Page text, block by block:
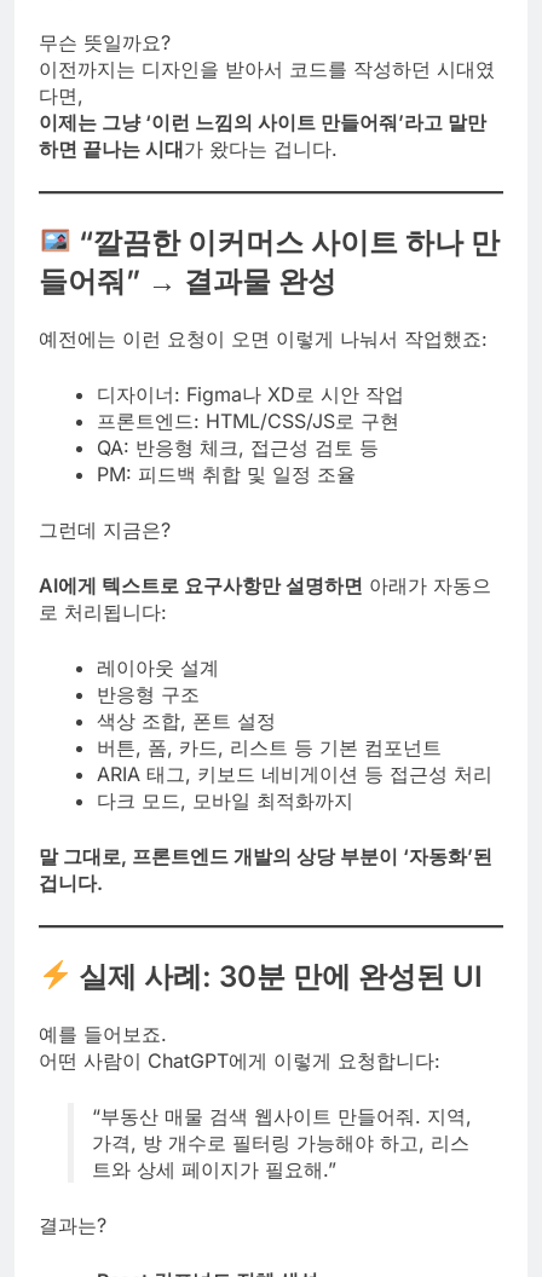
무슨 뜻일까요?
이전까지는 디자인을 받아서 코드를 작성하던 시대였
다면,
이제는 그냥 ‘이런 느낌의 사이트 만들어줘’라고 말만
하면 끝나는 시대가 왔다는 겁니다.
“깔끔한 이커머스 사이트 하나 만
들어줘” → 결과물 완성
예전에는 이런 요청이 오면 이렇게 나눠서 작업했죠:
디자이너: Figma나 XD로 시안 작업
프론트엔드: HTML/CSS/JS로 구현
QA: 반응형 체크, 접근성 검토 등
PM: 피드백 취합 및 일정 조율
그런데 지금은?
AI에게 텍스트로 요구사항만 설명하면 아래가 자동으
로 처리됩니다:
레이아웃 설계
반응형 구조
색상 조합, 폰트 설정
버튼, 폼, 카드, 리스트 등 기본 컴포넌트
ARIA 태그, 키보드 네비게이션 등 접근성 처리
다크 모드, 모바일 최적화까지
말 그대로, 프론트엔드 개발의 상당 부분이 ‘자동화’된
겁니다.
실제 사례: 30분 만에 완성된 UI
예를 들어보죠.
어떤 사람이 ChatGPT에게 이렇게 요청합니다:
“부동산 매물 검색 웹사이트 만들어줘. 지역,
가격, 방 개수로 필터링 가능해야 하고, 리스
트와 상세 페이지가 필요해.”
결과는?